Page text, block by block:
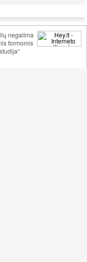
negalima
formomis